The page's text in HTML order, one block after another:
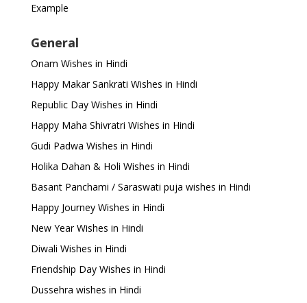
Example
General
Onam Wishes in Hindi
Happy Makar Sankrati Wishes in Hindi
Republic Day Wishes in Hindi
Happy Maha Shivratri Wishes in Hindi
Gudi Padwa Wishes in Hindi
Holika Dahan & Holi Wishes in Hindi
Basant Panchami / Saraswati puja wishes in Hindi
Happy Journey Wishes in Hindi
New Year Wishes in Hindi
Diwali Wishes in Hindi
Friendship Day Wishes in Hindi
Dussehra wishes in Hindi